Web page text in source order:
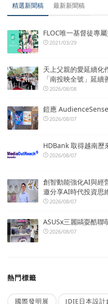
精選新聞稿 最新新聞稿
FLOC唯一基督徒專
2021/03/29
天上父親的愛延續化
「南投映全號」延續
2026/08/08
鎧應
2026/08/07
HDBank 取得越南歷
2026/08/07
創智動能強化AI與經
邀分享AI時代投資思
2026/08/07
ASUSx三麗鷗耍酷聯
2026/08/07
熱門標籤
國際發明展 JDIE日本設